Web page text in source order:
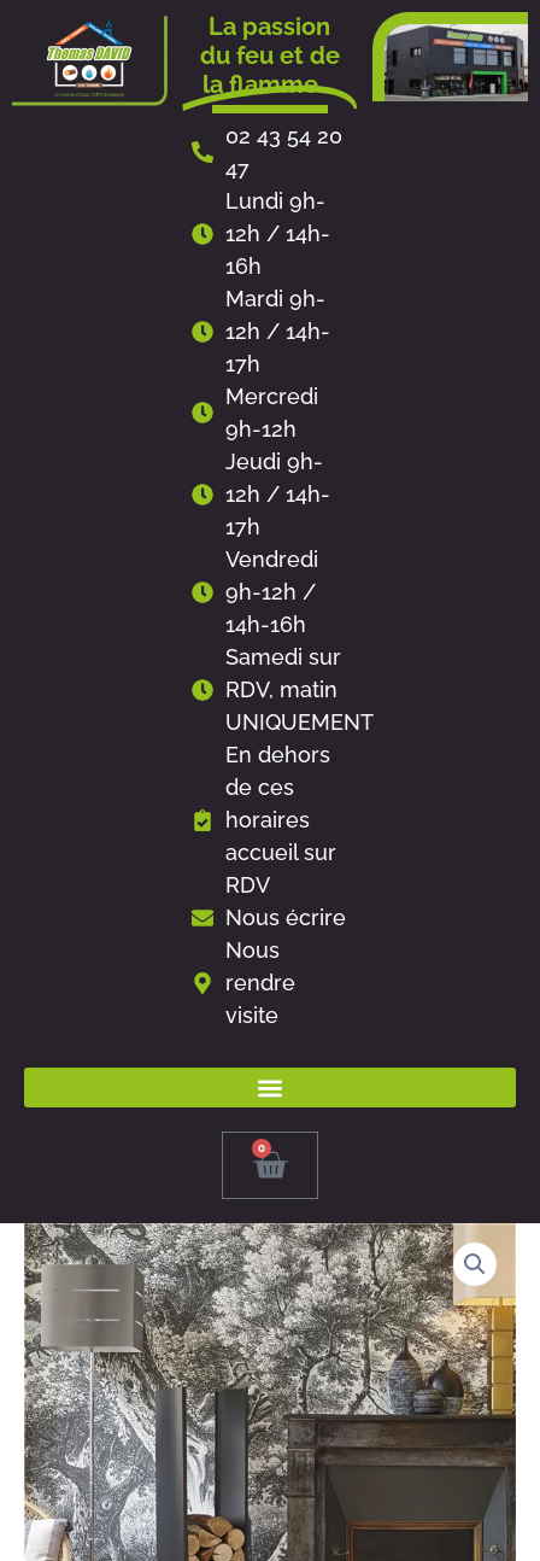
contenu
La passion
du feu et de
la flamme...
02 43 54 20
47
Lundi 9h-
12h / 14h-
16h
Mardi 9h-
12h / 14h-
17h
Mercredi
9h-12h
Jeudi 9h-
12h / 14h-
17h
Vendredi
9h-12h /
14h-16h
Samedi sur
RDV, matin
UNIQUEMENT
En dehors
de ces
horaires
accueil sur
RDV
Nous écrire
Nous
rendre
visite
0
Panier